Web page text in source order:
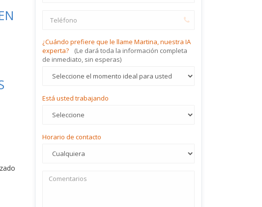
¿Cuándo prefiere que le llame Martina, nuestra IA
experta?
(Le dará toda la información completa
de inmediato, sin esperas)
Está usted trabajando
Horario de contacto